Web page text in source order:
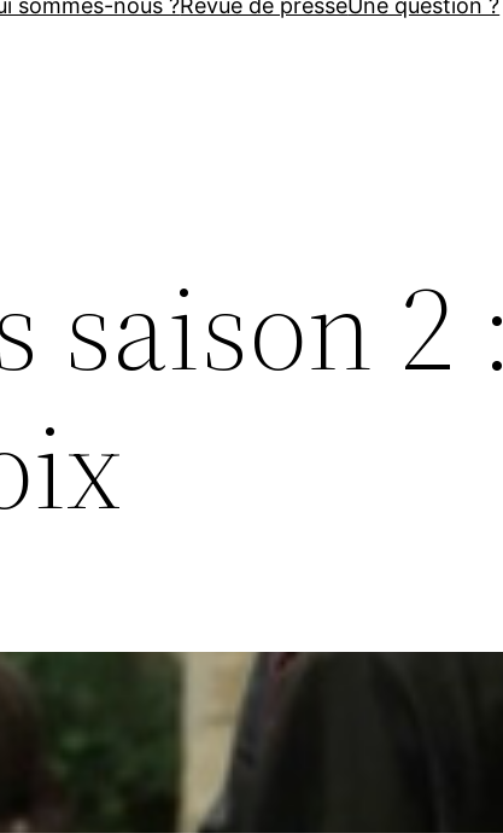
sommes-nous ?Revue de presseUne question ?
2 :